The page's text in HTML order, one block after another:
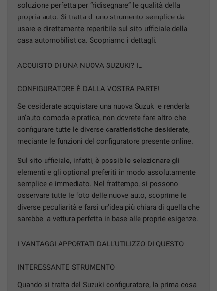
soluzione perfetta per “ridisegnare” le qualità della
propria auto. Si tratta di uno strumento semplice da
usare e direttamente reperibile sul sito ufficiale della
casa automobilistica. Scopriamo i dettagli.
ACQUISTO DI UNA NUOVA SUZUKI? IL
CONFIGURATORE È DALLA VOSTRA PARTE!
Se desiderate acquistare una nuova Suzuki e renderla
un’auto comoda e pratica, non dovrete fare altro che
configurare tutte le diverse caratteristiche desiderate,
mediante le funzioni del configuratore presente online.
Sul sito ufficiale, infatti, è possibile selezionare gli
elementi e gli optional preferiti in modo assolutamente
semplice e immediato. Nel frattempo, si possono
osservare tutte le foto delle nuove auto, scoprirne le
diverse peculiarità e farsi un’idea più chiara di quella che
sarebbe la vettura perfetta in base alle proprie esigenze.
I VANTAGGI APPORTATI DALL’UTILIZZO DI QUESTO
INTERESSANTE STRUMENTO
Quando si tratta del Suzuki configuratore, la prima cosa